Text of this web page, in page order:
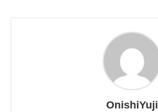
OnishiYuji